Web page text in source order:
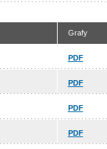
Grafy
PDF
PDF
PDF
PDF